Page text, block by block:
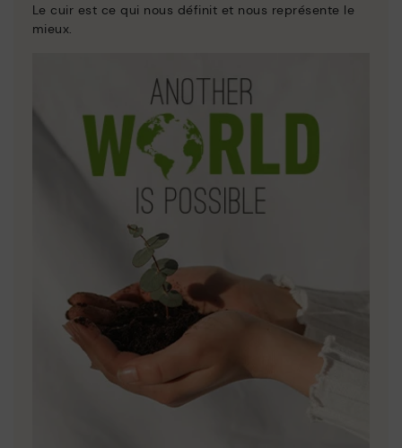
Le cuir est ce qui nous définit et nous représente le
mieux.